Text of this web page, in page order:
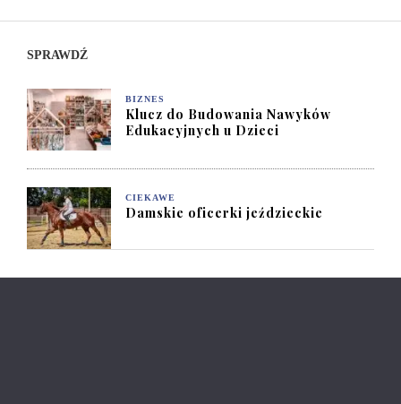
SPRAWDŹ
BIZNES
Klucz do Budowania Nawyków
Edukacyjnych u Dzieci
CIEKAWE
Damskie oficerki jeździeckie